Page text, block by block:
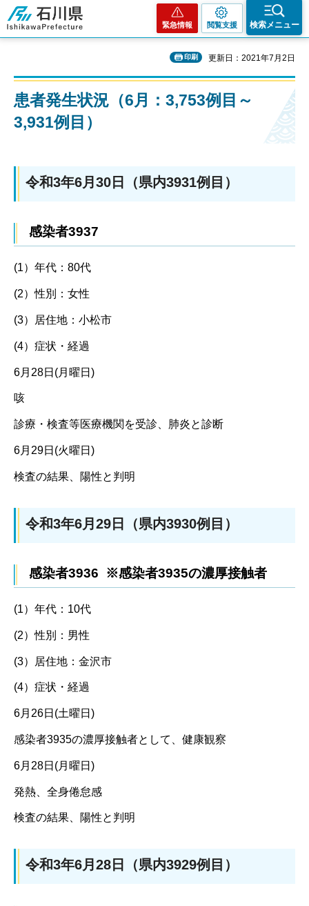
石川県
緊急情報 閲覧支援 検索メニュー
印刷 更新日：2021年7月2日
患者発生状況（6月：3,753例目～
3,931例目）
令和3年6月30日（県内3931例目）
感染者3937
(1）年代：80代
(2）性別：女性
(3）居住地：小松市
(4）症状・経過
6月28日(月曜日)
咳
診療・検査等医療機関を受診、肺炎と診断
6月29日(火曜日)
検査の結果、陽性と判明
令和3年6月29日（県内3930例目）
感染者3936 ※感染者3935の濃厚接触者
(1）年代：10代
(2）性別：男性
(3）居住地：金沢市
(4）症状・経過
6月26日(土曜日)
感染者3935の濃厚接触者として、健康観察
6月28日(月曜日)
発熱、全身倦怠感
検査の結果、陽性と判明
令和3年6月28日（県内3929例目）